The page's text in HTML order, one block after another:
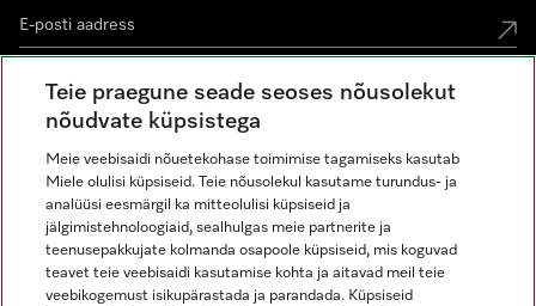
Miele Instagramis
Miele Facebookis
Miele Youtube'is
Teie praegune seade seoses nõusolekut
nõudvate küpsistega
Meie veebisaidi nõuetekohase toimimise tagamiseks kasutab
Miele olulisi küpsiseid. Teie nõusolekul kasutame turundus- ja
analüüsi eesmärgil ka mitteolulisi küpsiseid ja
jälgimistehnoloogiaid, sealhulgas meie partnerite ja
teenusepakkujate kolmanda osapoole küpsiseid, mis koguvad
teavet teie veebisaidi kasutamise kohta ja aitavad meil teie
veebikogemust isikupärastada ja parandada. Küpsiseid